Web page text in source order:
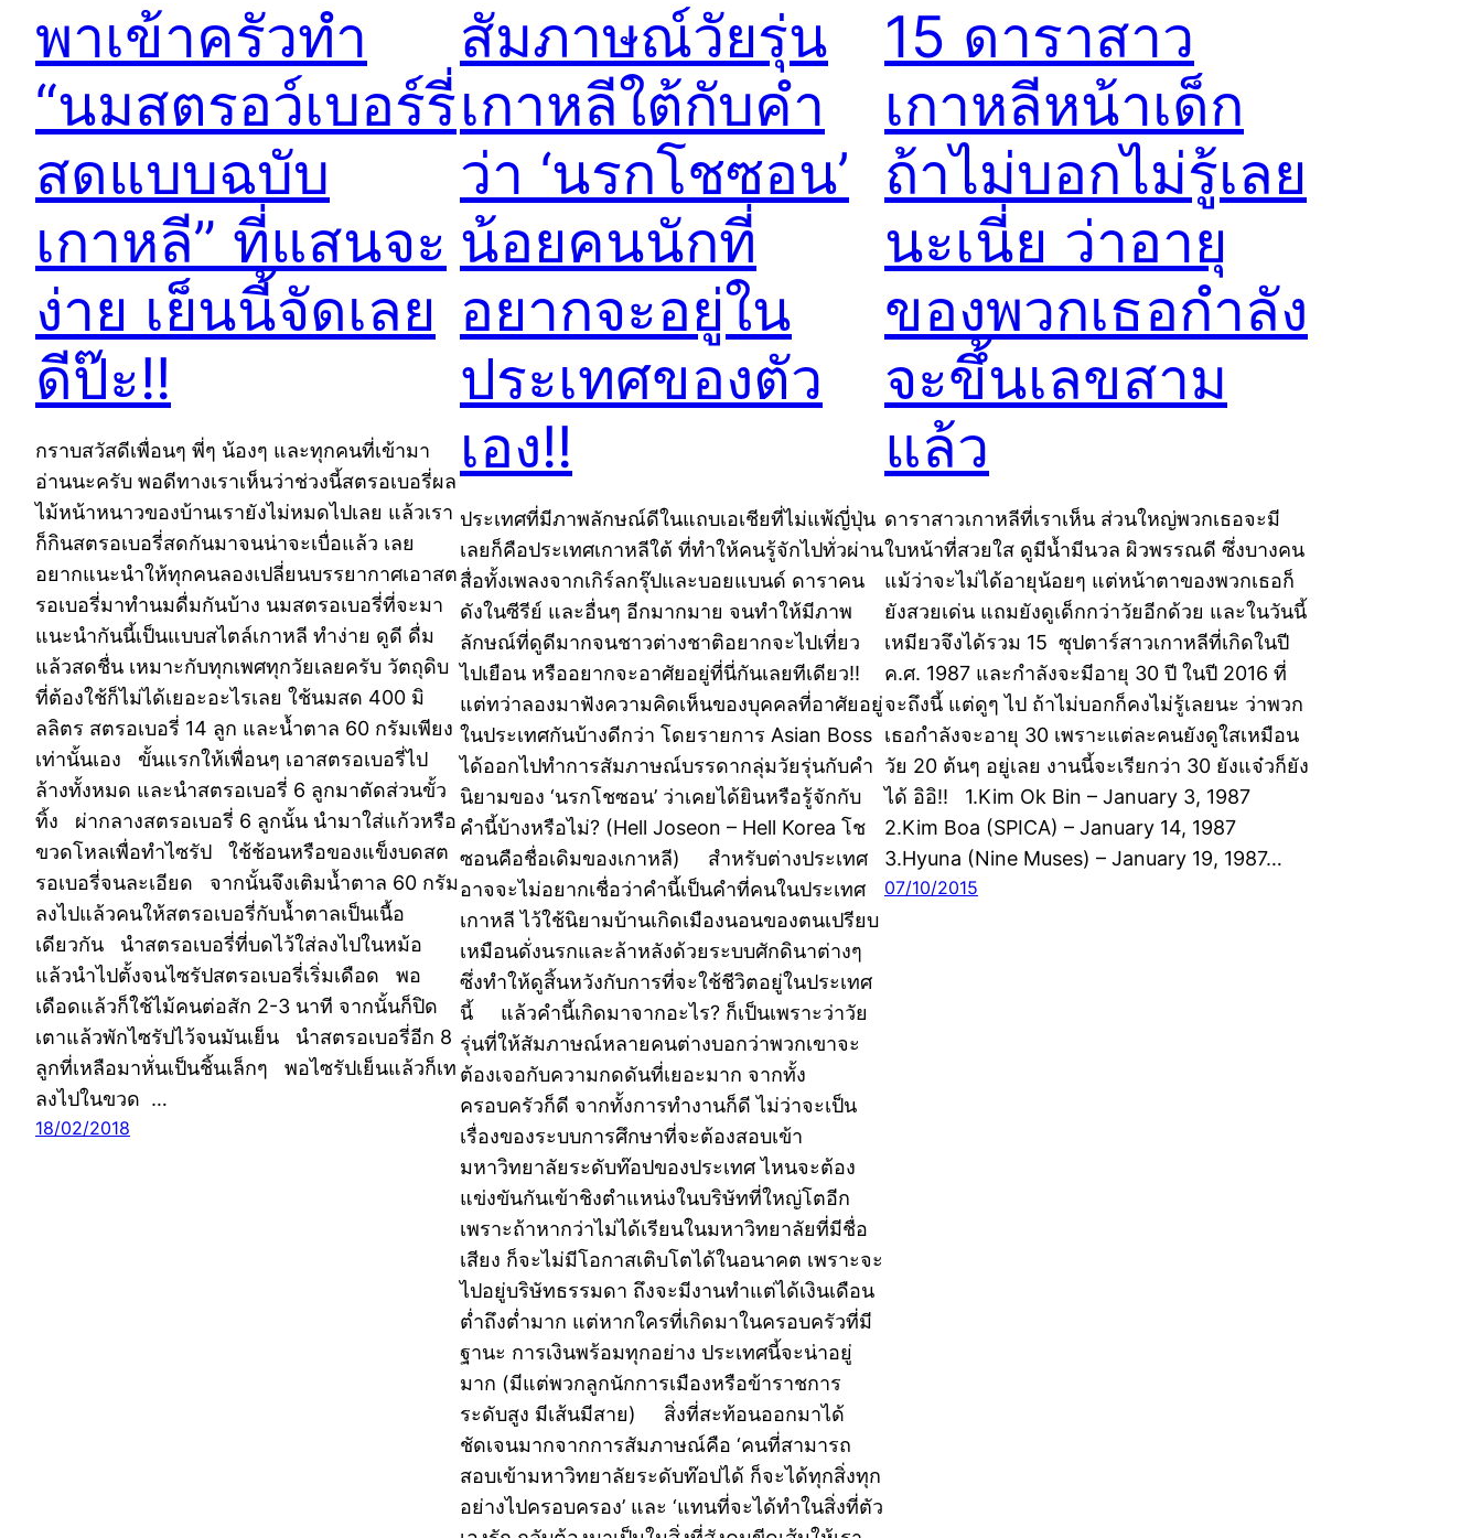
พาเข้าครัวทำ
“นมสตรอว์เบอร์รี่
สดแบบฉบับ
เกาหลี” ที่แสนจะ
ง่าย เย็นนี้จัดเลย
ดีป๊ะ!!
กราบสวัสดีเพื่อนๆ พี่ๆ น้องๆ และทุกคนที่เข้ามา
อ่านนะครับ พอดีทางเราเห็นว่าช่วงนี้สตรอเบอรี่ผล
ไม้หน้าหนาวของบ้านเรายังไม่หมดไปเลย แล้วเรา
ก็กินสตรอเบอรี่สดกันมาจนน่าจะเบื่อแล้ว เลย
อยากแนะนำให้ทุกคนลองเปลี่ยนบรรยากาศเอาสต
รอเบอรี่มาทำนมดื่มกันบ้าง นมสตรอเบอรี่ที่จะมา
แนะนำกันนี้เป็นแบบสไตล์เกาหลี ทำง่าย ดูดี ดื่ม
แล้วสดชื่น เหมาะกับทุกเพศทุกวัยเลยครับ วัตถุดิบ
ที่ต้องใช้ก็ไม่ได้เยอะอะไรเลย ใช้นมสด 400 มิ
ลลิตร สตรอเบอรี่ 14 ลูก และน้ำตาล 60 กรัมเพียง
เท่านั้นเอง ขั้นแรกให้เพื่อนๆ เอาสตรอเบอรี่ไป
ล้างทั้งหมด และนำสตรอเบอรี่ 6 ลูกมาตัดส่วนขั้ว
ทิ้ง ผ่ากลางสตรอเบอรี่ 6 ลูกนั้น นำมาใส่แก้วหรือ
ขวดโหลเพื่อทำไซรัป ใช้ช้อนหรือของแข็งบดสต
รอเบอรี่จนละเอียด จากนั้นจึงเติมน้ำตาล 60 กรัม
ลงไปแล้วคนให้สตรอเบอรี่กับน้ำตาลเป็นเนื้อ
เดียวกัน นำสตรอเบอรี่ที่บดไว้ใส่ลงไปในหม้อ
แล้วนำไปตั้งจนไซรัปสตรอเบอรี่เริ่มเดือด พอ
เดือดแล้วก็ใช้ไม้คนต่อสัก 2-3 นาที จากนั้นก็ปิด
เตาแล้วพักไซรัปไว้จนมันเย็น นำสตรอเบอรี่อีก 8
ลูกที่เหลือมาหั่นเป็นชิ้นเล็กๆ พอไซรัปเย็นแล้วก็เท
ลงไปในขวด …
18/02/2018
สัมภาษณ์วัยรุ่น
เกาหลีใต้กับคำ
ว่า ‘นรกโชซอน’
น้อยคนนักที่
อยากจะอยู่ใน
ประเทศของตัว
เอง!!
ประเทศที่มีภาพลักษณ์ดีในแถบเอเชียที่ไม่แพ้ญี่ปุ่น
เลยก็คือประเทศเกาหลีใต้ ที่ทำให้คนรู้จักไปทั่วผ่าน
สื่อทั้งเพลงจากเกิร์ลกรุ๊ปและบอยแบนด์ ดาราคน
ดังในซีรีย์ และอื่นๆ อีกมากมาย จนทำให้มีภาพ
ลักษณ์ที่ดูดีมากจนชาวต่างชาติอยากจะไปเที่ยว
ไปเยือน หรืออยากจะอาศัยอยู่ที่นี่กันเลยทีเดียว!!
แต่ทว่าลองมาฟังความคิดเห็นของบุคคลที่อาศัยอยู่
ในประเทศกันบ้างดีกว่า โดยรายการ Asian Boss
ได้ออกไปทำการสัมภาษณ์บรรดากลุ่มวัยรุ่นกับคำ
นิยามของ ‘นรกโชซอน’ ว่าเคยได้ยินหรือรู้จักกับ
คำนี้บ้างหรือไม่? (Hell Joseon – Hell Korea โช
ซอนคือชื่อเดิมของเกาหลี) สำหรับต่างประเทศ
อาจจะไม่อยากเชื่อว่าคำนี้เป็นคำที่คนในประเทศ
เกาหลี ไว้ใช้นิยามบ้านเกิดเมืองนอนของตนเปรียบ
เหมือนดั่งนรกและล้าหลังด้วยระบบศักดินาต่างๆ
ซึ่งทำให้ดูสิ้นหวังกับการที่จะใช้ชีวิตอยู่ในประเทศ
นี้ แล้วคำนี้เกิดมาจากอะไร? ก็เป็นเพราะว่าวัย
รุ่นที่ให้สัมภาษณ์หลายคนต่างบอกว่าพวกเขาจะ
ต้องเจอกับความกดดันที่เยอะมาก จากทั้ง
ครอบครัวก็ดี จากทั้งการทำงานก็ดี ไม่ว่าจะเป็น
เรื่องของระบบการศึกษาที่จะต้องสอบเข้า
มหาวิทยาลัยระดับท๊อปของประเทศ ไหนจะต้อง
แข่งขันกันเข้าชิงตำแหน่งในบริษัทที่ใหญ่โตอีก
เพราะถ้าหากว่าไม่ได้เรียนในมหาวิทยาลัยที่มีชื่อ
เสียง ก็จะไม่มีโอกาสเติบโตได้ในอนาคต เพราะจะ
ไปอยู่บริษัทธรรมดา ถึงจะมีงานทำแต่ได้เงินเดือน
ต่ำถึงต่ำมาก แต่หากใครที่เกิดมาในครอบครัวที่มี
ฐานะ การเงินพร้อมทุกอย่าง ประเทศนี้จะน่าอยู่
มาก (มีแต่พวกลูกนักการเมืองหรือข้าราชการ
ระดับสูง มีเส้นมีสาย) สิ่งที่สะท้อนออกมาได้
ชัดเจนมากจากการสัมภาษณ์คือ ‘คนที่สามารถ
สอบเข้ามหาวิทยาลัยระดับท๊อปได้ ก็จะได้ทุกสิ่งทุก
อย่างไปครอบครอง’ และ ‘แทนที่จะได้ทำในสิ่งที่ตัว
15 ดาราสาว
เกาหลีหน้าเด็ก
ถ้าไม่บอกไม่รู้เลย
นะเนี่ย ว่าอายุ
ของพวกเธอกำลัง
จะขึ้นเลขสาม
แล้ว
ดาราสาวเกาหลีที่เราเห็น ส่วนใหญ่พวกเธอจะมี
ใบหน้าที่สวยใส ดูมีน้ำมีนวล ผิวพรรณดี ซึ่งบางคน
แม้ว่าจะไม่ได้อายุน้อยๆ แต่หน้าตาของพวกเธอก็
ยังสวยเด่น แถมยังดูเด็กกว่าวัยอีกด้วย และในวันนี้
เหมียวจึงได้รวม 15 ซุปตาร์สาวเกาหลีที่เกิดในปี
ค.ศ. 1987 และกำลังจะมีอายุ 30 ปี ในปี 2016 ที่
จะถึงนี้ แต่ดูๆ ไป ถ้าไม่บอกก็คงไม่รู้เลยนะ ว่าพวก
เธอกำลังจะอายุ 30 เพราะแต่ละคนยังดูใสเหมือน
วัย 20 ต้นๆ อยู่เลย งานนี้จะเรียกว่า 30 ยังแจ๋วก็ยัง
ได้ อิอิ!! 1.Kim Ok Bin – January 3, 1987
2.Kim Boa (SPICA) – January 14, 1987
3.Hyuna (Nine Muses) – January 19, 1987…
07/10/2015